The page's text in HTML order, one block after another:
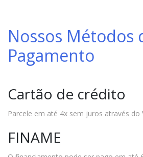
Nossos Métodos
Pagamento
Cartão de crédito
Parcele em até 4x sem juros através do
FINAME